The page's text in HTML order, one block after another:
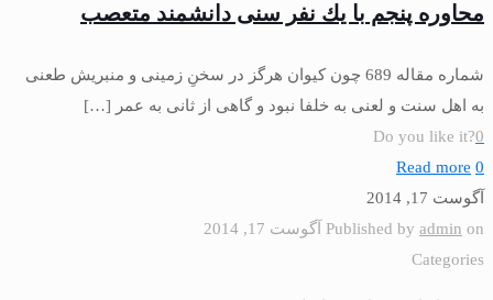
محاوره پنجم با يك نفر سنی دانشمند متعصب
شماره مقاله 689 چون كيوان هرگز در سخنِ زمينى و منبريش طعنى
به اهل سنت و لعنى به خلفا نبود و گاهى از ثانى به عمر […]
Do you like it?0
0
Read more
آگوست 17, 2014
Published by admin on
آگوست 17, 2014
Categories